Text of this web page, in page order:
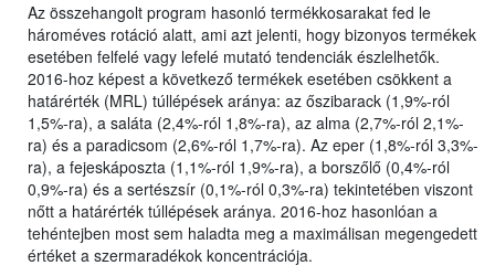
Az összehangolt program hasonló termékkosarakat fed le
hároméves rotáció alatt, ami azt jelenti, hogy bizonyos termékek
esetében felfelé vagy lefelé mutató tendenciák észlelhetők.
2016-hoz képest a következő termékek esetében csökkent a
határérték (MRL) túllépések aránya: az őszibarack (1,9%-ról
1,5%-ra), a saláta (2,4%-ról 1,8%-ra), az alma (2,7%-ról 2,1%-
ra) és a paradicsom (2,6%-ról 1,7%-ra). Az eper (1,8%-ról 3,3%-
ra), a fejeskáposzta (1,1%-ról 1,9%-ra), a borszőlő (0,4%-ról
0,9%-ra) és a sertészsír (0,1%-ról 0,3%-ra) tekintetében viszont
nőtt a határérték túllépések aránya. 2016-hoz hasonlóan a
tehéntejben most sem haladta meg a maximálisan megengedett
értéket a szermaradékok koncentrációja.